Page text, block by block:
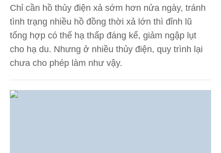
Chỉ cần hồ thủy điện xả sớm hơn nửa ngày, tránh
tình trạng nhiều hồ đồng thời xả lớn thì đỉnh lũ
tổng hợp có thể hạ thấp đáng kể, giảm ngập lụt
cho hạ du. Nhưng ở nhiều thủy điện, quy trình lại
chưa cho phép làm như vậy.